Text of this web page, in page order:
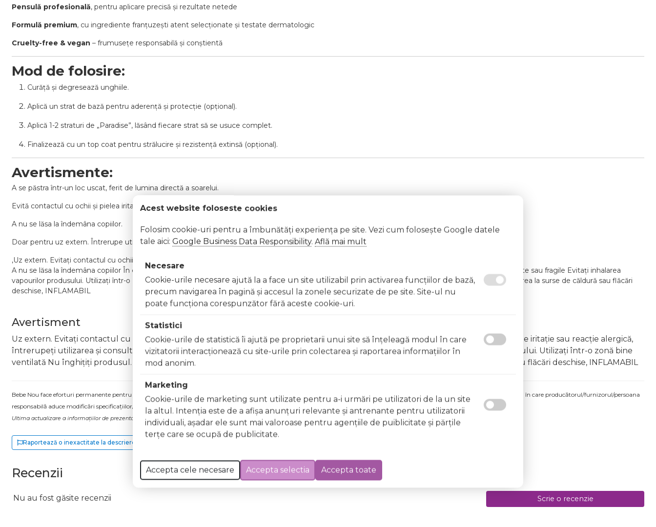
Pensulă profesională, pentru aplicare precisă și rezultate netede
Formulă premium, cu ingrediente franțuzești atent selecționate și testate dermatologic
Cruelty-free & vegan – frumusețe responsabilă și conștientă
Mod de folosire:
Curăță și degresează unghiile.
Aplică un strat de bază pentru aderență și protecție (opțional).
Aplică 1-2 straturi de „Paradise”, lăsând fiecare strat să se usuce complet.
Finalizează cu un top coat pentru strălucire și rezistență extinsă (opțional).
Avertismente:
A se păstra într-un loc uscat, ferit de lumina directă a soarelui.
Evită contactul cu ochii și pielea iritată.
A nu se lăsa la îndemâna copiilor.
Doar pentru uz extern. Întrerupe utilizarea în caz de reacții neplăcute.
,Uz extern. Evitați contactul cu ochii. În caz de contact, clătiți imediat cu apă din abundență
A nu se lăsa la îndemâna copiilor În caz de iritație sau reacție alergică, întrerupeți utilizarea și consultați un specialist Nu aplicați lacul pe unghii deteriorate sau fragile Evitați inhalarea
vapourilor produsului. Utilizați într-o zonă bine ventilată Nu înghițiți produsul. În caz de ingerare accidentală, consultați imediat un medic Evitați expunerea la surse de căldură sau flăcări
deschise, INFLAMABIL
Avertisment
Uz extern. Evitați contactul cu ochii. În caz de contact, clătiți imediat cu apă din abundențăA nu se lăsa la îndemâna copiilor În caz de iritație sau reacție alergică,
întrerupeți utilizarea și consultați un specialist Nu aplicați lacul pe unghii deteriorate sau fragile Evitați inhalarea vapourilor produsului. Utilizați într-o zonă bine
ventilată Nu înghițiți produsul. În caz de ingerare accidentală, consultați imediat un medic Evitați expunerea la surse de căldură sau flăcări deschise, INFLAMABIL
Bebe Nou face eforturi permanente pentru a păstra informațiile actualizate. Excepții pentru care informațiile prezentate pot fi diferite față de cele ale produsului comandat pot fi acelea în care producătorul/furnizorul/persoana
responsabilă aduce modificări specificațiilor/etichetei acestuia, fără a ne informa în prealabil. În cazul apariției unor diferențe, prevalează informația de pe etichetele produsului fizic.
Ultima actualizare a informațiilor de prezentare pentru Lac unghii Long Lasting 0483 Paradise Wild & Mild, 12ml a fost efectuată la data de 09.08.2026
Raportează o inexactitate la descriere
Recenzii
Nu au fost găsite recenzii Scrie o recenzie
Acest website foloseste cookies
Folosim cookie-uri pentru a îmbunătăți experiența pe site. Vezi cum folosește Google datele
tale aici: Google Business Data Responsibility. Află mai mult
Necesare
Cookie-urile necesare ajută la a face un site utilizabil prin activarea funcţiilor de bază,
precum navigarea în pagină şi accesul la zonele securizate de pe site. Site-ul nu
poate funcţiona corespunzător fără aceste cookie-uri.
Statistici
Cookie-urile de statistică îi ajută pe proprietarii unui site să înţeleagă modul în care
vizitatorii interacţionează cu site-urile prin colectarea şi raportarea informaţiilor în
mod anonim.
Marketing
Cookie-urile de marketing sunt utilizate pentru a-i urmări pe utilizatori de la un site
la altul. Intenţia este de a afişa anunţuri relevante şi antrenante pentru utilizatorii
individuali, aşadar ele sunt mai valoroase pentru agenţiile de puiblicitate şi părţile
terţe care se ocupă de publicitate.
Accepta cele necesare Accepta selectia Accepta toate